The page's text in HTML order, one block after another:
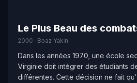
Le Plus Beau des
2000 · Boaz Yakin
Dans les années 1970, une école
Virginie doit intégrer des étudiants
différentes. Cette décision ne fait